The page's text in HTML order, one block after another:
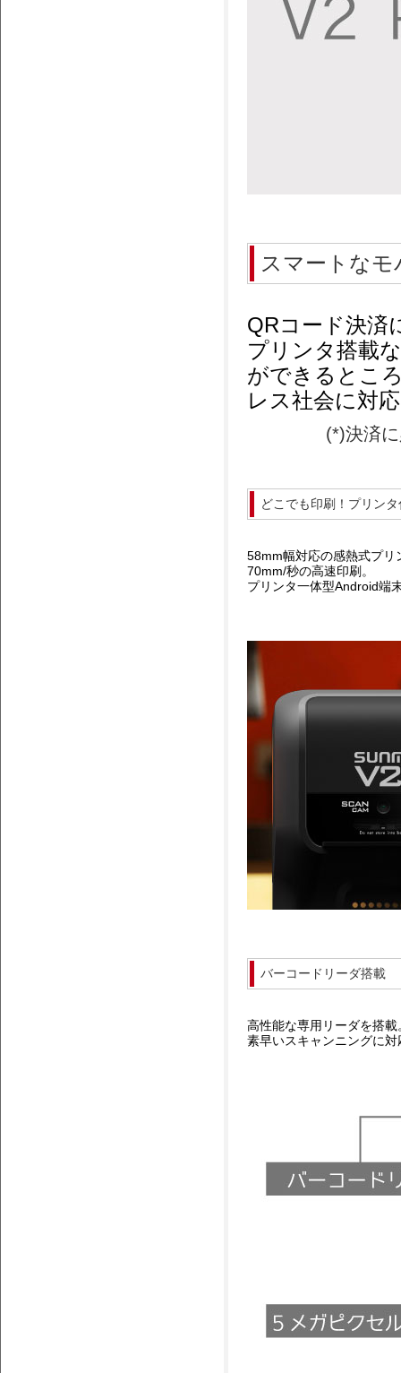
スマートな
QRコード決済
プリンタ搭載
ができるとこ
レス社会に対
(*)決済
どこでも印刷！プリン
58mm幅対応の感熱式プリ
70mm/秒の高速印刷。
プリンタ一体型Android端
バーコードリーダ搭載
高性能な専用リーダを搭載
素早いスキャンニングに対